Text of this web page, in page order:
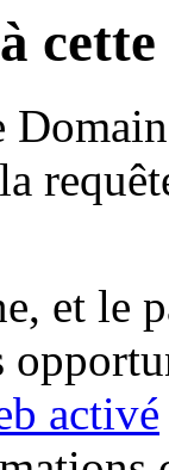
et le
activé